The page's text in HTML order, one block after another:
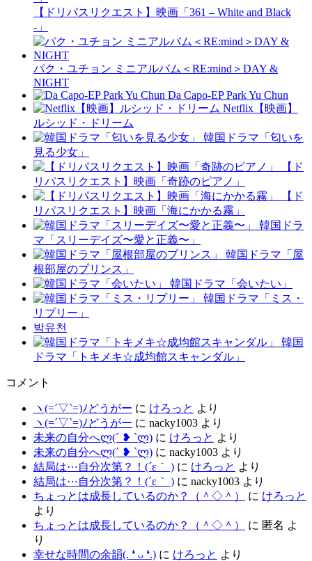
【ドリパスリクエスト】映画「361 – White and Black
-」
パク・ユチョン ミニアルバム＜RE:mind＞DAY &
NIGHT
Da Capo-EP Park Yu Chun
Netflix【映画】
ルシッド・ドリーム
韓国ドラマ「匂いを
見る少女」
【ド
リパスリクエスト】映画「奇跡のピアノ」
【ド
リパスリクエスト】映画「海にかかる霧」
韓国ドラ
マ「スリーデイズ〜愛と正義〜」
韓国ドラマ「屋
根部屋のプリンス」
韓国ドラマ「会いたい」
韓国ドラマ「ミス・
リプリー」
박유천
韓国
ドラマ「トキメキ☆成均館スキャンダル」
コメント
ヽ(=´▽`=)ﾉどうがー に けろっと より
ヽ(=´▽`=)ﾉどうがー に nacky1003 より
未来の自分へლ⁠(⁠´⁠ ⁠❥⁠ ⁠`⁠ლ⁠) に けろっと より
未来の自分へლ⁠(⁠´⁠ ⁠❥⁠ ⁠`⁠ლ⁠) に nacky1003 より
結局は⋯自分次第？！(´ε｀ ) に けろっと より
結局は⋯自分次第？！(´ε｀ ) に nacky1003 より
ちょっとは成長しているのか？（＾◇＾）
に けろっと
より
ちょっとは成長しているのか？（＾◇＾）
に 匿名 よ
り
幸せな時間の余韻(⁠.⁠ ⁠❛⁠ ⁠ᴗ⁠ ⁠❛⁠.⁠) に けろっと より